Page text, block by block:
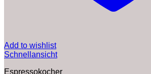
Add to wishlist
Schnellansicht
Espressokocher